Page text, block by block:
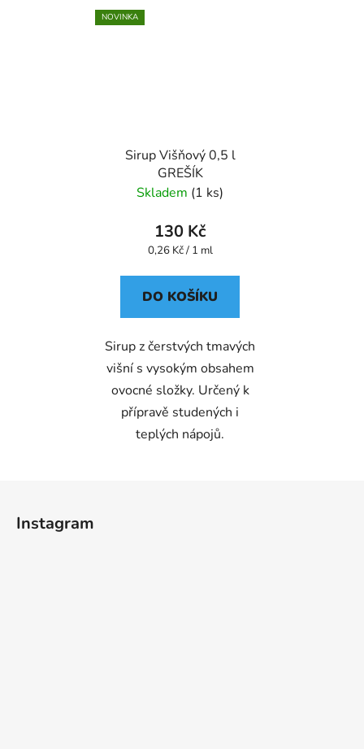
NOVINKA
Sirup Višňový 0,5 l
GREŠÍK
Skladem (1 ks)
130 Kč
Měrná
0,26 Kč / 1 ml
DO KOŠÍKU
Sirup z čerstvých tmavých
višní s vysokým obsahem
ovocné složky. Určený k
přípravě studených i
teplých nápojů.
Instagram